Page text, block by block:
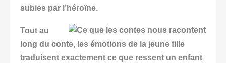
subies par l’héroïne.
Tout au
long du conte, les émotions de la jeune fille
traduisent exactement ce que ressent un enfant